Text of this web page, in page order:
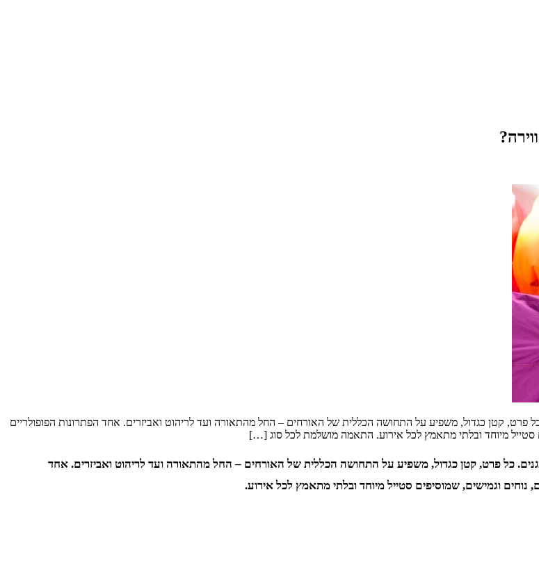
פרט, קטן כגדול, משפיע על התחושה הכללית של האורחים – החל מהתאורה ועד לריהוט ואביזרים. אחד הפתרונות הפופולריים
סטייל מיוחד ובלתי מתאמץ לכל אירוע. התאמה מושלמת לכל סוג […]
כל פרט, קטן כגדול, משפיע על התחושה הכללית של האורחים – החל מהתאורה ועד לריהוט ואביזרים. אחד
וגמישים, שמוסיפים סטייל מיוחד ובלתי מתאמץ לכל אירוע.